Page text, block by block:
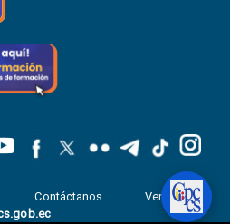
Contáctanos
Ventanilla